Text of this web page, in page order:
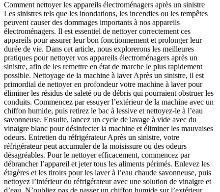
Comment nettoyer les appareils électroménagers après un sinistre
Les sinistres tels que les inondations, les incendies ou les tempêtes
peuvent causer des dommages importants à nos appareils
électroménagers. Il est essentiel de nettoyer correctement ces
appareils pour assurer leur bon fonctionnement et prolonger leur
durée de vie. Dans cet article, nous explorerons les meilleures
pratiques pour nettoyer vos appareils électroménagers après un
sinistre, afin de les remettre en état de marche le plus rapidement
possible. Nettoyage de la machine à laver Après un sinistre, il est
primordial de nettoyer en profondeur votre machine à laver pour
éliminer les résidus de saleté ou de débris qui pourraient obstruer les
conduits. Commencez par essuyer l’extérieur de la machine avec un
chiffon humide, puis retirez le bac à lessive et nettoyez-le à l’eau
savonneuse. Ensuite, lancez un cycle de lavage à vide avec du
vinaigre blanc pour désinfecter la machine et éliminer les mauvaises
odeurs. Entretien du réfrigérateur Après un sinistre, votre
réfrigérateur peut accumuler de la moisissure ou des odeurs
désagréables. Pour le nettoyer efficacement, commencez par
débrancher l’appareil et jeter tous les aliments périmés. Enlevez les
étagères et les tiroirs pour les laver à l’eau chaude savonneuse, puis
nettoyez l’intérieur du réfrigérateur avec une solution de vinaigre et